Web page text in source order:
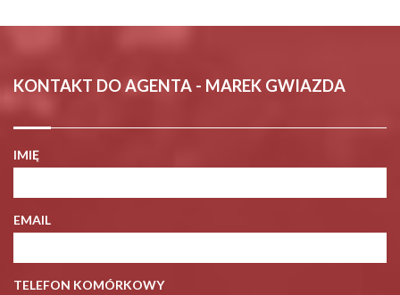
KONTAKT DO AGENTA - MAREK GWIAZDA
IMIĘ
EMAIL
TELEFON KOMÓRKOWY